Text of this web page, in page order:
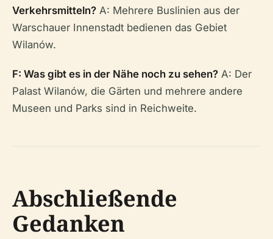
Verkehrsmitteln? A: Mehrere Buslinien aus der
Warschauer Innenstadt bedienen das Gebiet
Wilanów.
F: Was gibt es in der Nähe noch zu sehen? A: Der
Palast Wilanów, die Gärten und mehrere andere
Museen und Parks sind in Reichweite.
Abschließende
Gedanken